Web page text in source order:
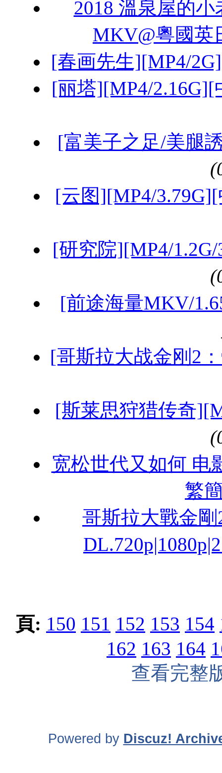
2018 溫泉屋的小
MKV@粵國英
[春画先生][MP4/
[丽塔][MP4/
[富美子之足/美腿
[云图][MP4/
[研究院][MP4/
[前途海量MKV/
[哥斯拉大战金刚2
[斯莱思狩猎传奇
宽松世代又如何 电
繁
哥斯拉大戰金
頁: 150 151 152 153 154
162 163 164
查看完整
Powered by Discuz!